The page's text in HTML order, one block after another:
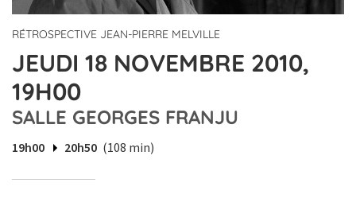
RÉTROSPECTIVE JEAN-PIERRE MELVILLE
JEUDI 18 NOVEMBRE 2010,
19H00
SALLE GEORGES FRANJU
19h00 20h50 (108 min)